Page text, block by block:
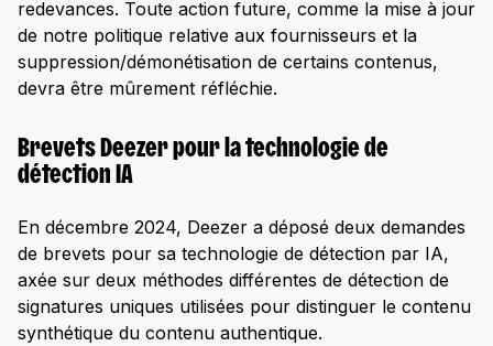
redevances. Toute action future, comme la mise à jour
de notre politique relative aux fournisseurs et la
suppression/démonétisation de certains contenus,
devra être mûrement réfléchie.
Brevets Deezer pour la technologie de
détection IA
En décembre 2024, Deezer a déposé deux demandes
de brevets pour sa technologie de détection par IA,
axée sur deux méthodes différentes de détection de
signatures uniques utilisées pour distinguer le contenu
synthétique du contenu authentique.